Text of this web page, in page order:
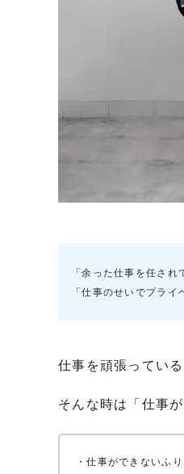
「余った仕事を任され
「仕事のせいでプライ
仕事を頑張ってい
そんな時は「仕事
・仕事ができないふ